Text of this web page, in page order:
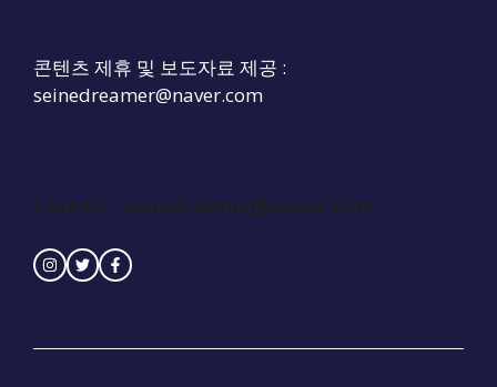
콘텐츠 제휴 및 보도자료 제공 :
seinedreamer@naver.com
Contact : seinedreamer@naver.com